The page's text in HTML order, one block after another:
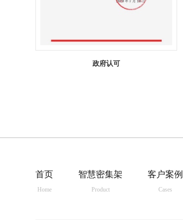
政府认可
首页
Home
智慧密集架
Product
客户案例
Cases